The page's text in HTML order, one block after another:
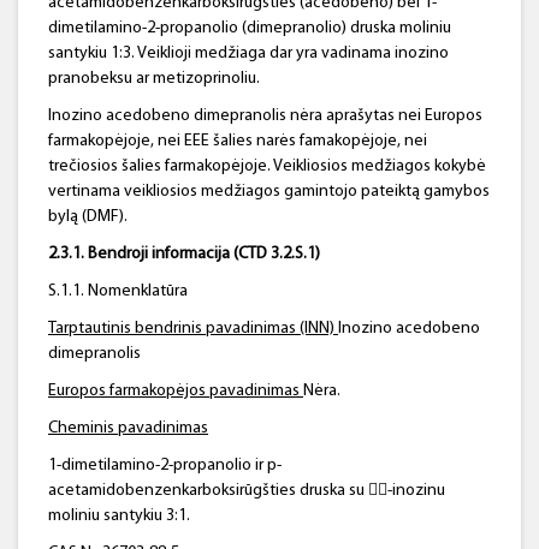
dimetilamino-2-propanolio (dimepranolio) druska moliniu
santykiu 1:3. Veiklioji medžiaga dar yra vadinama inozino
pranobeksu ar metizoprinoliu.
Inozino acedobeno dimepranolis nėra aprašytas nei Europos
farmakopėjoje, nei EEE šalies narės famakopėjoje, nei
trečiosios šalies farmakopėjoje. Veikliosios medžiagos kokybė
vertinama veikliosios medžiagos gamintojo pateiktą gamybos
bylą (DMF).
2.3.1. Bendroji informacija (CTD 3.2.S.1)
S.1.1. Nomenklatūra
Tarptautinis bendrinis pavadinimas (INN) Inozino acedobeno
dimepranolis
Europos farmakopėjos pavadinimas Nėra.
Cheminis pavadinimas
1-dimetilamino-2-propanolio ir p-
acetamidobenzenkarboksirūgšties druska su -inozinu
moliniu santykiu 3:1.